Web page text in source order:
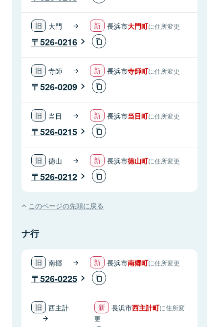
大門 長浜市大門町に住所変更
526-0216
寺師 長浜市寺師町に住所変更
526-0209
当目 長浜市当目町に住所変更
526-0215
徳山 長浜市徳山町に住所変更
526-0212
このページの先頭に戻る
ナ行
南郷 長浜市南郷町に住所変更
526-0225
西主計 長浜市西主計町に住所変
更